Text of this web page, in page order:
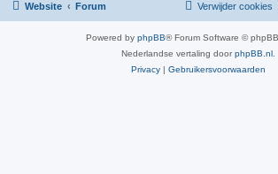
Website Forum Verwijder cookies
Powered by phpBB® Forum Software ©
Nederlandse vertaling doorphpBB.nl
Privacy | Gebruikersvoorwaarden